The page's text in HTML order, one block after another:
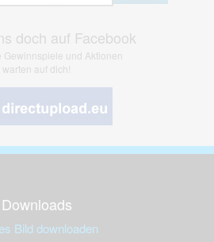
doch auf Facebook
Gewinnspiele und Aktionen
warten auf dich!
Downloads
Bild downloaden